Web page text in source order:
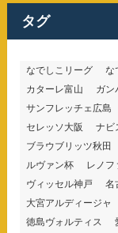
ー
タグ
なでしこリーグ な
カターレ富山
ガン
サンフレッチェ広島
セレッソ大阪
ナビ
ブラウブリッツ秋田
ルヴァン杯
レノフ
ヴィッセル神戸
名
大宮アルディージャ
徳島ヴォルティス